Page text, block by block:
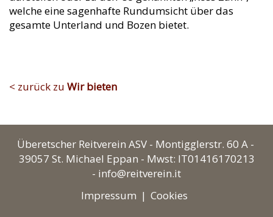
welche eine sagenhafte Rundumsicht über das
gesamte Unterland und Bozen bietet.
< zurück zu Wir bieten
Überetscher Reitverein ASV - Montigglerstr. 60 A -
39057 St. Michael Eppan - Mwst: IT01416170213
- info@reitverein.it
Impressum | Cookies